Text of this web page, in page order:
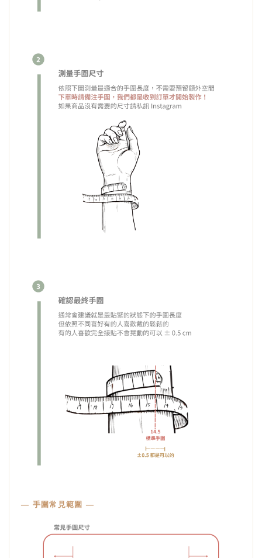
— 手圍常見範圍 —